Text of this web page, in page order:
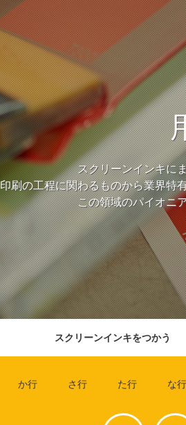
スクリーンインキに
印刷の工程に関わるものから業界特
この領域のパイオニ
スクリーンインキをつかう
か行 さ行 た行 な行